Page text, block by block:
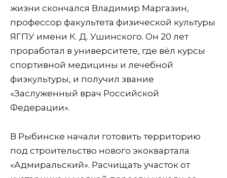
жизни скончался Владимир Маргазин,
профессор факультета физической культуры
ЯГПУ имени К. Д. Ушинского. Он 20 лет
проработал в университете, где вёл курсы
спортивной медицины и лечебной
физкультуры, и получил звание
«Заслуженный врач Российской
Федерации».
В Рыбинске начали готовить территорию
под строительство нового экоквартала
«Адмиральский». Расчищать участок от